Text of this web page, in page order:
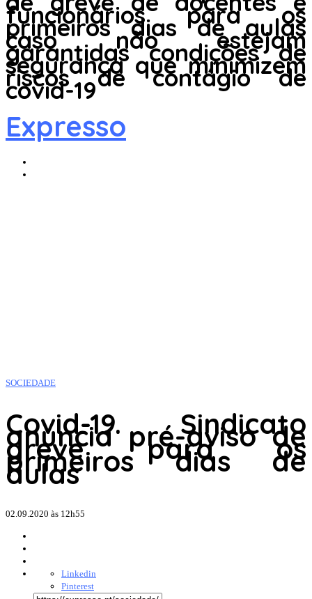
funcionários para os
primeiros dias de aulas
caso não estejam
garantidas condições de
segurança que minimizem
riscos de contágio de
covid-19
Expresso
SOCIEDADE
Covid-19. Sindicato
anuncia pré-aviso de
greve para os
primeiros dias de
aulas
02.09.2020 às 12h55
Linkedin
Pinterest